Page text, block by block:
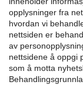
opplysninger fra
hvordan vi
nettsiden er
av
nettsidene å oppgi
som å motta